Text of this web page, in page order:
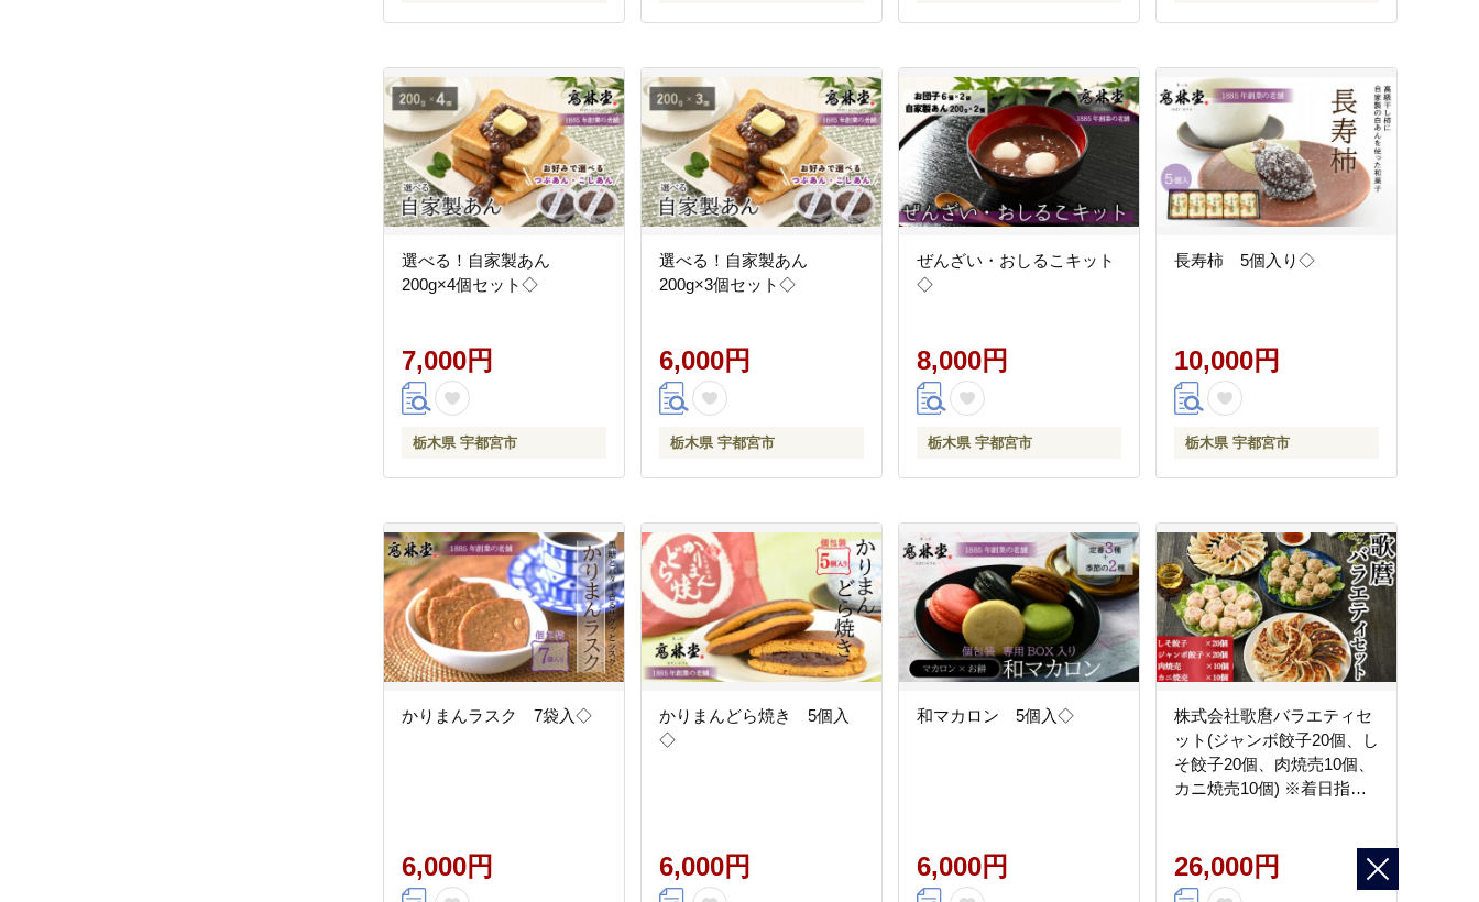
選べる！自家製あん
200g×4個セット◇
7,000円
栃木県 宇都宮市
選べる！自家製あん
200g×3個セット◇
6,000円
栃木県 宇都宮市
ぜんざい・おしるこキット
◇
8,000円
栃木県 宇都宮市
長寿柿 5個入り◇
10,000円
栃木県 宇都宮市
かりまんラスク 7袋入◇
6,000円
かりまんどら焼き 5個入
◇
6,000円
和マカロン 5個入◇
6,000円
株式会社歌麿バラエティセ
ット(ジャンボ餃子20個、し
そ餃子20個、肉焼売10個、
カニ焼売10個) ※着日指定
26,000円